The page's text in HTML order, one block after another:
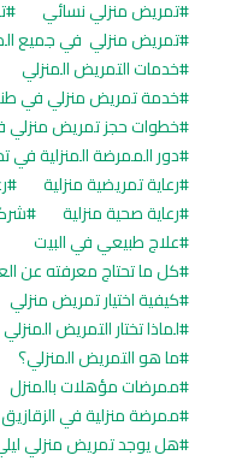
تمريض منزلي نسائي
تمريض منزلي في جميع
خدمات التمريض المنزلي
خدمة تمريض منزلي في
خطوات حجز تمريض
دور الممرضة المنزلية في
رعاية تمريضية منزلية
رعاية صحية منزلية
علاج طبيعي في البيت
كل ما تحتاج معرفته عن
كيفية اختيار تمريض منزلي
لماذا تختار التمريض
ما هو التمريض المنزلي؟
ممرضات مؤهلات بالمنزل
ممرضة منزلية في الزقازيق
هل يوجد تمريض منزلي